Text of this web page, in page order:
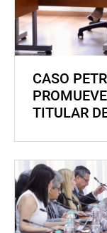
CASO
TITULAR